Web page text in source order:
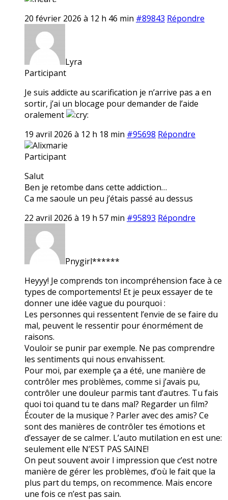
20 février 2026 à 12 h 46 min #89843 Répondre
Lyra
Participant
Je suis addicte au scarification je n’arrive pas a en
sortir, j’ai un blocage pour demander de l’aide
oralement
19 avril 2026 à 12 h 18 min #95698 Répondre
Alixmarie
Participant
Salut
Ben je retombe dans cette addiction…
Ca me saoule un peu j’étais passé au dessus
22 avril 2026 à 19 h 57 min #95893 Répondre
Pnygirl******
Heyyy! Je comprends ton incompréhension face à ce
types de comportements! Et je peux essayer de te
donner une idée vague du pourquoi :
Les personnes qui ressentent l’envie de se faire du
mal, peuvent le ressentir pour énormément de
raisons.
Vouloir se punir par exemple. Ne pas comprendre
les sentiments qui nous envahissent.
Pour moi, par exemple ça a été, une manière de
contrôler mes problèmes, comme si j’avais pu,
contrôler une douleur parmis tant d’autres. Tu fais
quoi toi quand tu te dans mal? Regarder un film?
Écouter de la musique ? Parler avec des amis? Ce
sont des manières de contrôler tes émotions et
d’essayer de se calmer. L’auto mutilation en est une:
seulement elle N’EST PAS SAINE!
On peut souvent avoir l impression que c’est notre
manière de gérer les problèmes, d’où le fait que la
plus part du temps, on recommence. Mais encore
une fois ce n’est pas sain.